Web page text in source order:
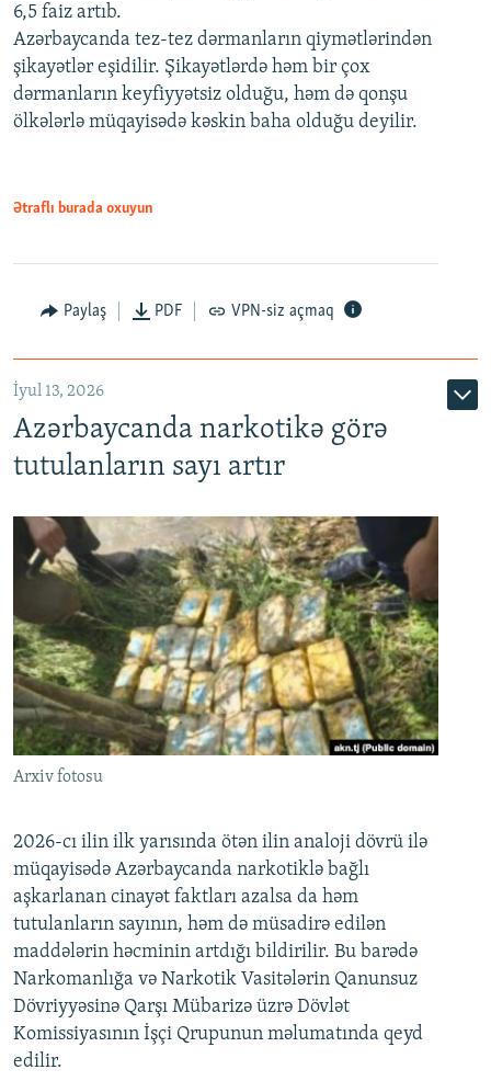
6,5 faiz artıb.
Azərbaycanda tez-tez dərmanların qiymətlərindən
şikayətlər eşidilir. Şikayətlərdə həm bir çox
dərmanların keyfiyyətsiz olduğu, həm də qonşu
ölkələrlə müqayisədə kəskin baha olduğu deyilir.
Ətraflı burada oxuyun
Paylaş PDF VPN-siz açmaq
İyul 13, 2026
Azərbaycanda narkotikə görə
tutulanların sayı artır
Arxiv fotosu
2026-cı ilin ilk yarısında ötən ilin analoji dövrü ilə
müqayisədə Azərbaycanda narkotiklə bağlı
aşkarlanan cinayət faktları azalsa da həm
tutulanların sayının, həm də müsadirə edilən
maddələrin həcminin artdığı bildirilir. Bu barədə
Narkomanlığa və Narkotik Vasitələrin Qanunsuz
Dövriyyəsinə Qarşı Mübarizə üzrə Dövlət
Komissiyasının İşçi Qrupunun məlumatında qeyd
edilir.